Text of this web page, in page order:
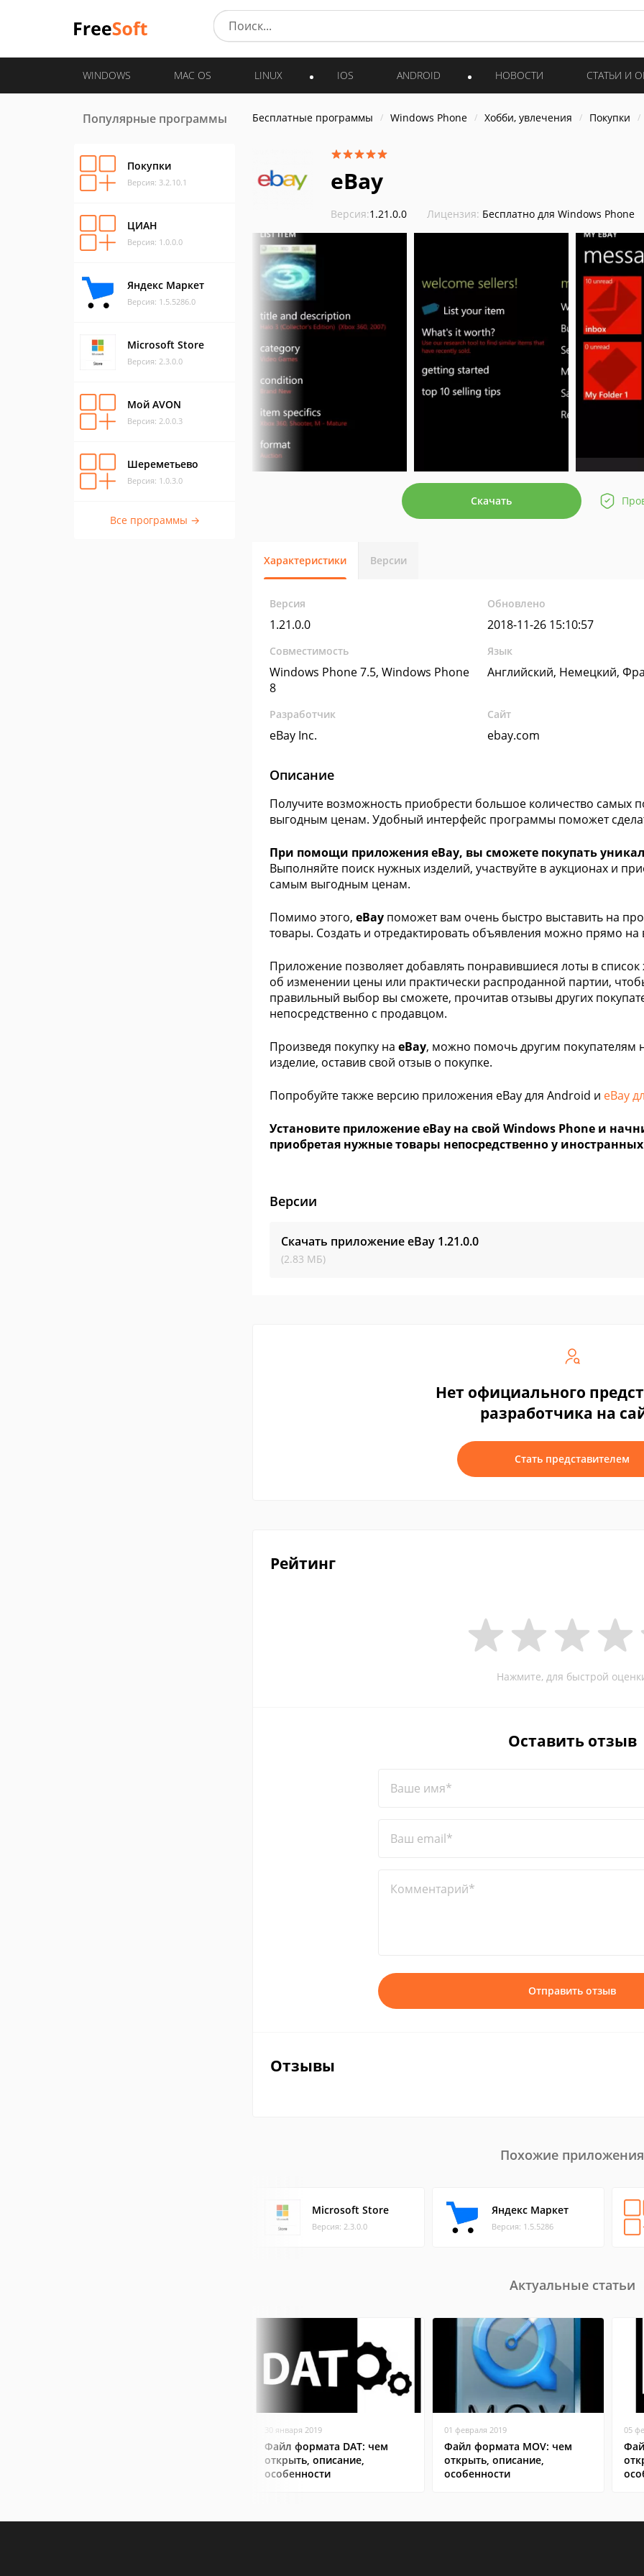
WINDOWS MAC OS LINUX IOS ANDROID НОВОСТИ СТАТЬИ И
Популярные программы
Покупки
Версия: 3.2.10.1
ЦИАН
Версия: 1.0.0.0
Яндекс Маркет
Версия: 1.5.5286.0
Microsoft Store
Версия: 2.3.0.0
Мой AVON
Версия: 2.0.0.3
Шереметьево
Версия: 1.0.3.0
Все программы →
Бесплатные программы Windows Phone Хобби, увлечения Покупки
eBay
Версия:1.21.0.0 Лицензия: Бесплатно для Windows Phone
Скачать
Характеристики Версии
Версия
1.21.0.0
Обновлено
2018-11-26 15:10:57
Совместимость
Windows Phone 7.5, Windows Phone
8
Язык
Английский, Немецкий,
Разработчик
eBay Inc.
Сайт
ebay.com
Описание
Получите возможность приобрести большое количество самых
выгодным ценам. Удобный интерфейс программы поможет
При помощи приложения eBay, вы сможете покупать
Выполняйте поиск нужных изделий, участвуйте в аукционах и
самым выгодным ценам.
Помимо этого, eBay поможет вам очень быстро выставить на
товары. Создать и отредактировать объявления можно прямо
Приложение позволяет добавлять понравившиеся лоты в
об изменении цены или практически распроданной партии,
правильный выбор вы сможете, прочитав отзывы других
непосредственно с продавцом.
Произведя покупку на eBay, можно помочь другим покупателям
изделие, оставив свой отзыв о покупке.
Попробуйте также версию приложения eBay для Android и eBay
Установите приложение eBay на свой Windows Phone и
приобретая нужные товары непосредственно у
Версии
Скачать приложение eBay 1.21.0.0
(2.83 МБ)
Нет официального
разработчика на
Стать представителем
Рейтинг
Нажмите, для быстрой
Оставить отзыв
Ваше имя*
Ваш email*
Комментарий*
Отправить отзыв
Отзывы
Похожие приложения
Microsoft Store
Версия: 2.3.0.0
Яндекс Маркет
Версия: 1.5.5286
Актуальные статьи
30 января 2019
Файл формата DAT: чем
открыть, описание,
особенности
01 февраля 2019
Файл формата MOV: чем
открыть, описание,
особенности
05